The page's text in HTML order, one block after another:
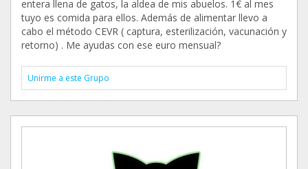
entera llena de gatos, la aldea de mis abuelos. 1€ al mes
tuyo es comida para ellos. Además de alimentar llevo a
cabo el método CEVR ( captura, esterilización, vacunación y
retorno) . Me ayudas con ese euro mensual?
Unirme a este Grupo